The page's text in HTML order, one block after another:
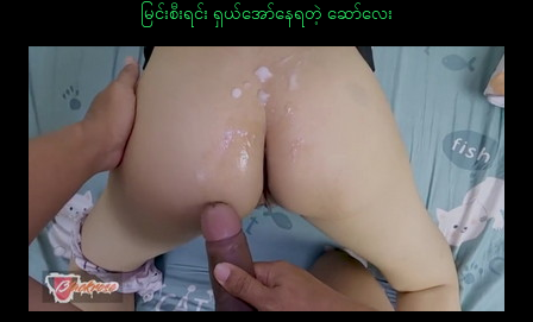
မြင်းစီးရင်း ရှယ်အော်နေရတဲ့ ဆော်လေး